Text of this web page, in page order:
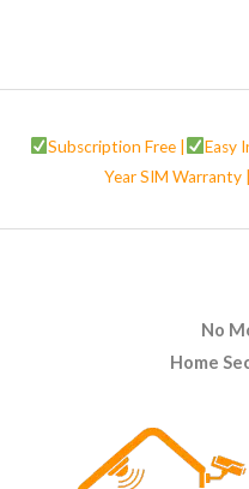
Subscription Free | Easy
Year SIM Warranty |
No
Home